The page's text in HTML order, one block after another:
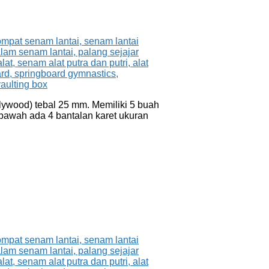
tebal 25 mm. Memiliki 5 buah
ada 4 bantalan karet ukuran